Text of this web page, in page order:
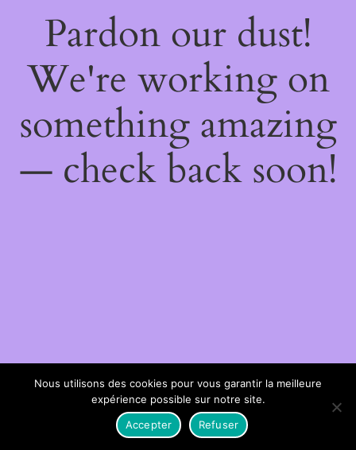
Pardon our dust!
We're working on
something amazing
— check back soon!
Nous utilisons des cookies pour vous garantir la meilleure
expérience possible sur notre site.
Accepter
Refuser